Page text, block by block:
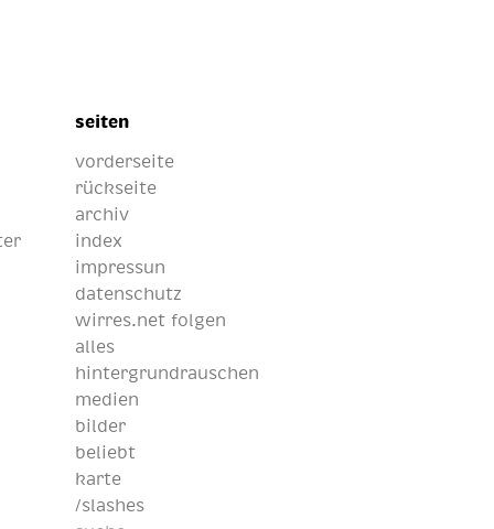
seiten
vorderseite
rückseite
archiv
index
impressun
datenschutz
wirres.net folgen
alles
hintergrundrauschen
medien
bilder
beliebt
karte
/slashes